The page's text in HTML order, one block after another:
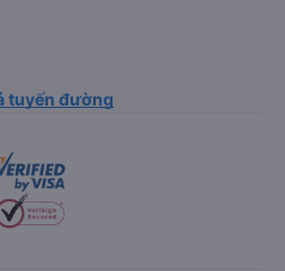
tuyến đường